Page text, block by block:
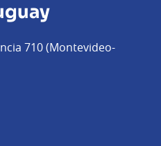
710 (Montevideo-